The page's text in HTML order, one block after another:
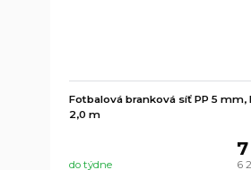
Fotbalová branková síť PP 5 mm,
2,0 m
6
do týdne